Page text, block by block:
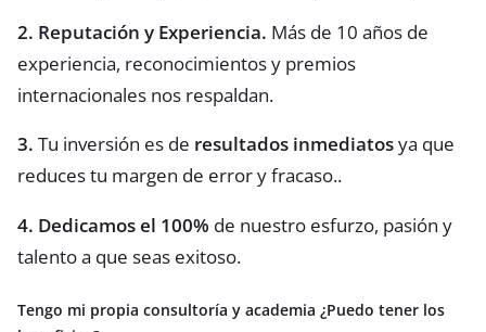
2. Reputación y Experiencia. Más de 10 años de
experiencia, reconocimientos y premios
internacionales nos respaldan.
3. Tu inversión es de resultados inmediatosya que
reduces tu margen de error y fracaso..
4. Dedicamos el 100% de nuestro esfurzo, pasión y
talento a que seas exitoso.
Tengo mi propia consultoría y academia ¿Puedo tener los